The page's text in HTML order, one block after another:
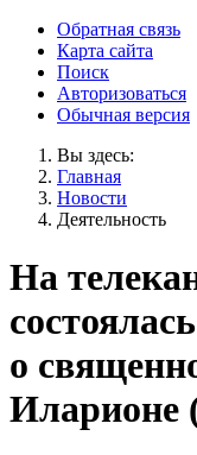
Обратная связь
Карта сайта
Поиск
Авторизоваться
Обычная версия
Вы здесь:
Главная
Новости
Деятельность
На
о
Иларионе